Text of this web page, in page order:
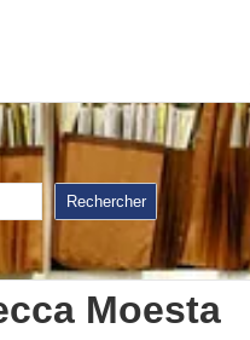
Rechercher
Moesta